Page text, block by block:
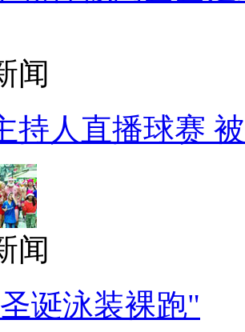
闻
持人直播球赛
闻
诞泳装裸跑"